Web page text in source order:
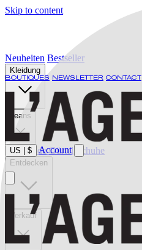
Skip to content
BOUTIQUES NEWSLETTER CONTACT
US $ Account
Neuheiten Bestseller
Kleidung
Jeans
Bademode Gürtel Schuhe
Entdecken
Verkauf